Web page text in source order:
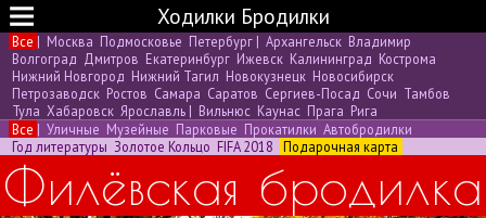
Ходилки Бродилки
Все | Москва Подмосковье Петербург | Архангельск Владимир
Волгоград Дмитров Екатеринбург Ижевск Калининград Кострома
Нижний Новгород Нижний Тагил Новокузнецк Новосибирск
Петрозаводск Ростов Самара Саратов Сергиев-Посад Сочи Тамбов
Тула Хабаровск Ярославль | Вильнюс Каунас Прага Рига
Все | Уличные Музейные Парковые Прокатилки Автобродилки
Год литературы Золотое Кольцо FIFA 2018 Подарочная карта
Филёвская бродилка